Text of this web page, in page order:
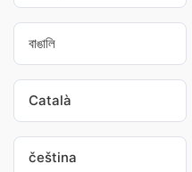
বাঙালি
Català
čeština